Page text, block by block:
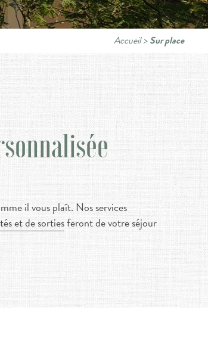
Accueil>Sur place
il vous plaît. Nos services
et de sortiesferont de votre séjour